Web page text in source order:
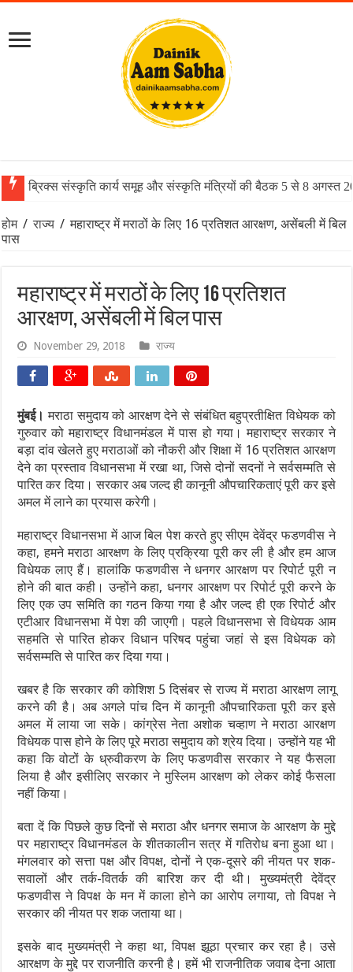
ब्रिक्स संस्कृति कार्य समूह और संस्कृति मंत्रियों की बैठक 5 से 8 अगस्त
होम / राज्य / महाराष्ट्र में मराठों के लिए 16 प्रतिशत आरक्षण, असेंबली में बिल
पास
महाराष्ट्र में मराठों के लिए 16 प्रतिशत
आरक्षण, असेंबली में बिल पास
November 29, 2018 राज्य
मुंबई। मराठा समुदाय को आरक्षण देने से संबंधित बहुप्रतीक्षित विधेयक को
गुरुवार को महाराष्ट्र विधानमंडल में पास हो गया। महाराष्ट्र सरकार ने
बड़ा दांव खेलते हुए मराठाओं को नौकरी और शिक्षा में 16 प्रतिशत आरक्षण
देने का प्रस्ताव विधानसभा में रखा था, जिसे दोनों सदनों ने सर्वसम्मति से
पारित कर दिया। सरकार अब जल्द ही कानूनी औपचारिकताएं पूरी कर इसे
अमल में लाने का प्रयास करेगी।
महाराष्ट्र विधानसभा में आज बिल पेश करते हुए सीएम देवेंद्र फडणवीस ने
कहा, हमने मराठा आरक्षण के लिए प्रक्रिया पूरी कर ली है और हम आज
विधेयक लाए हैं। हालांकि फडणवीस ने धनगर आरक्षण पर रिपोर्ट पूरी न
होने की बात कही। उन्होंने कहा, धनगर आरक्षण पर रिपोर्ट पूरी करने के
लिए एक उप समिति का गठन किया गया है और जल्द ही एक रिपोर्ट और
एटीआर विधानसभा में पेश की जाएगी। पहले विधानसभा से विधेयक आम
सहमति से पारित होकर विधान परिषद पहुंचा जहां से इस विधेयक को
सर्वसम्मति से पारित कर दिया गया।
खबर है कि सरकार की कोशिश 5 दिसंबर से राज्य में मराठा आरक्षण लागू
करने की है। अब अगले पांच दिन में कानूनी औपचारिकता पूरी कर इसे
अमल में लाया जा सके। कांग्रेस नेता अशोक चव्हाण ने मराठा आरक्षण
विधेयक पास होने के लिए पूरे मराठा समुदाय को श्रेय दिया। उन्होंने यह भी
कहा कि वोटों के ध्रुवीकरण के लिए फडणवीस सरकार ने यह फैसला
लिया है और इसीलिए सरकार ने मुस्लिम आरक्षण को लेकर कोई फैसला
नहीं किया।
बता दें कि पिछले कुछ दिनों से मराठा और धनगर समाज के आरक्षण के मुद्दे
पर महाराष्ट्र विधानमंडल के शीतकालीन सत्र में गतिरोध बना हुआ था।
मंगलवार को सत्ता पक्ष और विपक्ष, दोनों ने एक-दूसरे की नीयत पर शक-
सवालों और तर्क-वितर्क की बारिश कर दी थी। मुख्यमंत्री देवेंद्र
फडणवीस ने विपक्ष के मन में काला होने का आरोप लगाया, तो विपक्ष ने
सरकार की नीयत पर शक जताया था।
इसके बाद मुख्यमंत्री ने कहा था, विपक्ष झूठा प्रचार कर रहा है। उसे
आरक्षण के मुद्दे पर राजनीति करनी है। हमें भी राजनीतिक जवाब देना आता